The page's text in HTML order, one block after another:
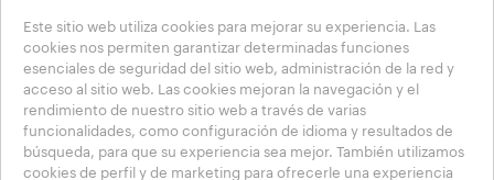
Salud, seguridad y medioambiente
Condiciones de Venta de la Suscripción
Transparencia en las Cadenas de Suministro de California
Elija su país
Este sitio web utiliza cookies para mejorar su experiencia. Las
cookies nos permiten garantizar determinadas funciones
esenciales de seguridad del sitio web, administración de la red y
acceso al sitio web. Las cookies mejoran la navegación y el
rendimiento de nuestro sitio web a través de varias
funcionalidades, como configuración de idioma y resultados de
búsqueda, para que su experiencia sea mejor. También utilizamos
cookies de perfil y de marketing para ofrecerle una experiencia